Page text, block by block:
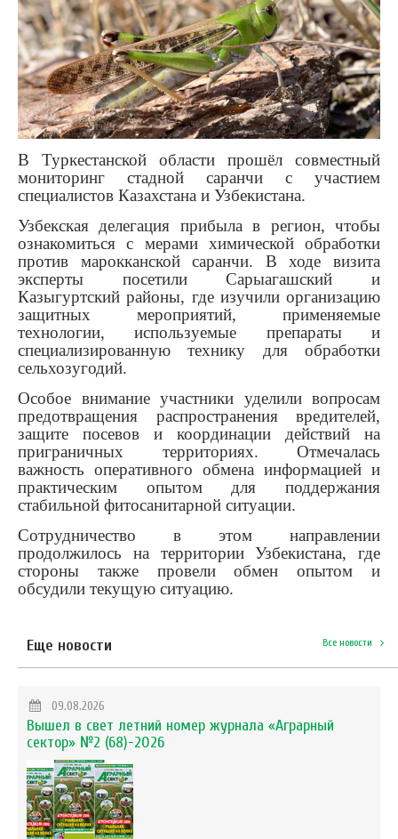
В Туркестанской области прошёл совместный
мониторинг стадной саранчи с участием
специалистов Казахстана и Узбекистана.
Узбекская делегация прибыла в регион, чтобы
ознакомиться с мерами химической обработки
против марокканской саранчи. В ходе визита
эксперты посетили Сарыагашский и
Казыгуртский районы, где изучили организацию
защитных мероприятий, применяемые
технологии, используемые препараты и
специализированную технику для обработки
сельхозугодий.
Особое внимание участники уделили вопросам
предотвращения распространения вредителей,
защите посевов и координации действий на
приграничных территориях. Отмечалась
важность оперативного обмена информацией и
практическим опытом для поддержания
стабильной фитосанитарной ситуации.
Сотрудничество в этом направлении
продолжилось на территории Узбекистана, где
стороны также провели обмен опытом и
обсудили текущую ситуацию.
Еще новости Все новости
09.08.2026
Вышел в свет летний номер журнала «Аграрный
сектор» №2 (68)-2026